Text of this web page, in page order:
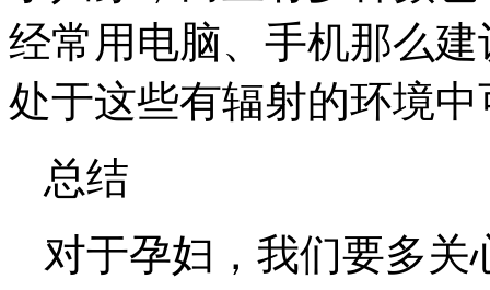
经常用电脑、手机那么
处于这些有辐射的环境
总结
对于孕妇，我们要多